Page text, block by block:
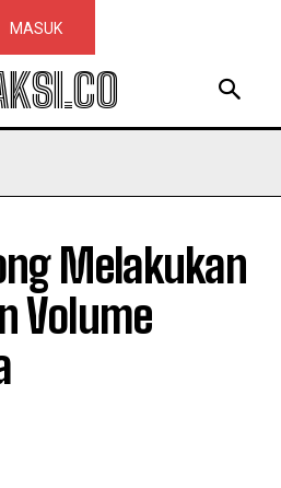
MASUK
Melakukan
Volume